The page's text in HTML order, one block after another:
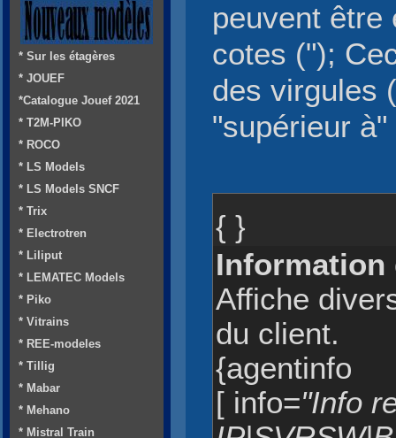
peuvent être
cotes (");
des virgules
"supérieur à"
{ }
Information
Affiche
du client.
{agentinfo
[ info="Info
* Sur les étagères
* JOUEF
*Catalogue Jouef 2021
* T2M-PIKO
* ROCO
* LS Models
* LS Models SNCF
* Trix
* Electrotren
* Liliput
* LEMATEC Models
* Piko
* Vitrains
* REE-modeles
* Tillig
* Mabar
* Mehano
* Mistral Train